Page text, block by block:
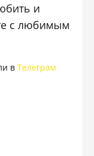
и
с любимым
вТелеграм